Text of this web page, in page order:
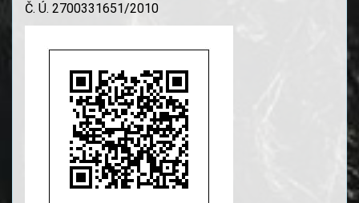
Č. Ú. 2700331651/2010